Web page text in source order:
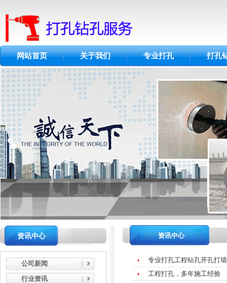
网站首页 关于我们 专业打孔 打孔
资讯中心
公司新闻
行业资讯
资讯中心
专业打孔工程钻孔开孔打
工程打孔，多年施工经验